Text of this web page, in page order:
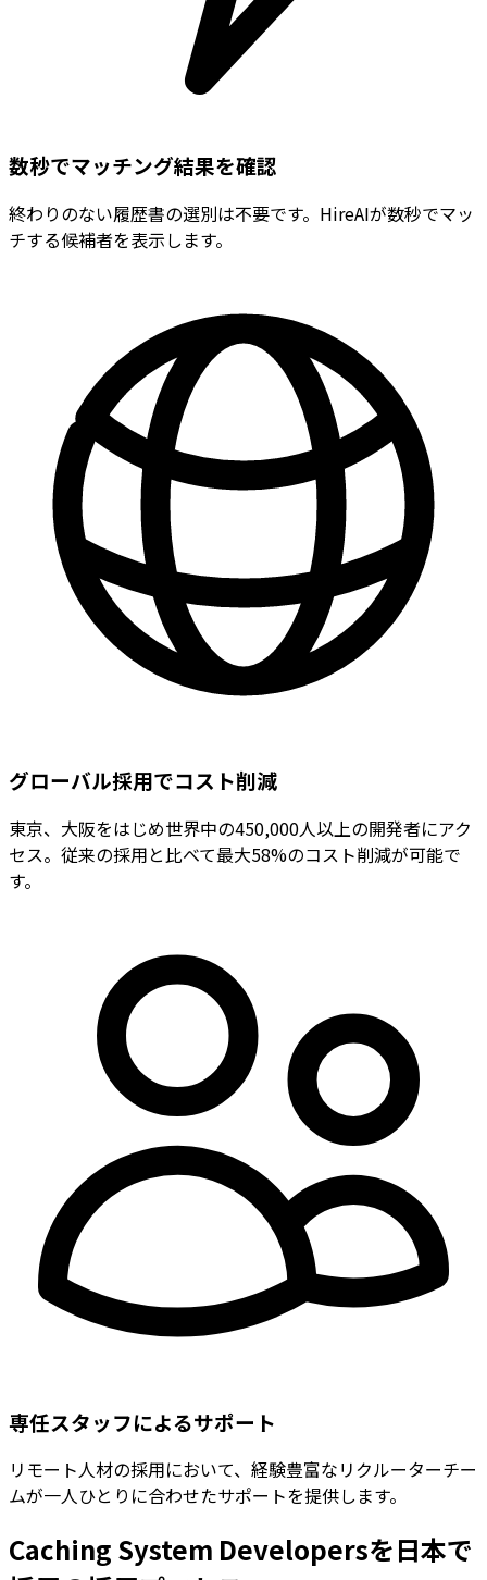
数秒でマッチング結果を確認
終わりのない履歴書の選別は不要です。HireAIが数秒でマッ
チする候補者を表示します。
グローバル採用でコスト削減
東京、大阪をはじめ世界中の450,000人以上の開発者にアク
セス。従来の採用と比べて最大58%のコスト削減が可能で
す。
専任スタッフによるサポート
リモート人材の採用において、経験豊富なリクルーターチー
ムが一人ひとりに合わせたサポートを提供します。
Caching System Developersを日本で